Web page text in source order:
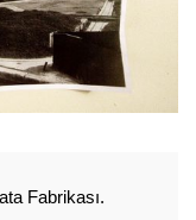
Fabrikası.